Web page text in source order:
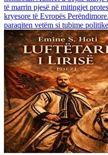
të marrin pjesë në mitingjet
kryesore të Evropës
paraqiten vetëm si tubime